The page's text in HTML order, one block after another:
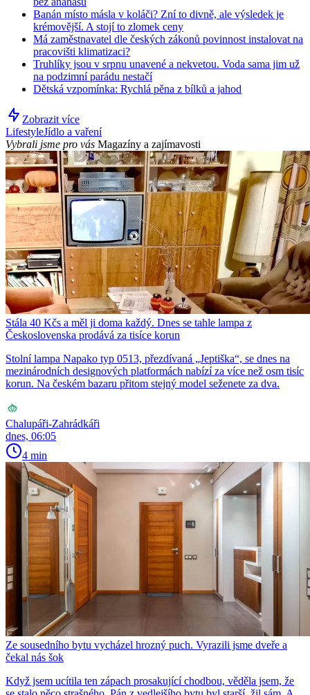
Banán místo másla v koláči? Zní to divně, ale výsledek je
krémovější. A stojí to zlomek ceny
Má zaměstnavatel dle českých zákonů povinnost instalovat na
pracovišti klimatizaci?
Truhlíky jsou v srpnu unavené a nekvetou. Voda sama jim už
na podzimní parádu nestačí
Dětská vzpomínka: Rychlá pěna z bílků a jahod
Zobrazit více
LifestyleJídlo a vaření
Vybrali jsme pro vás Magazíny a zajímavosti
Stála 40 Kčs a měl ji doma každý. Dnes se tahle lampa z
Československa prodává za tisíce korun
Stolní lampa Napako typ 0513, přezdívaná „Jeptiška“, se dnes na
mezinárodních designových platformách nabízí za více než osm tisíc
korun. Na českém bazaru přitom stejný model seženete za dva.
Chalupáři-Zahrádkáři
dnes, 06:05
4 min
Ze sousedního bytu vycházel hrozný puch. Vyrazili jsme dveře a
čekal nás šok
Když jsem ucítila ten zápach prosakující chodbou, věděla jsem, že